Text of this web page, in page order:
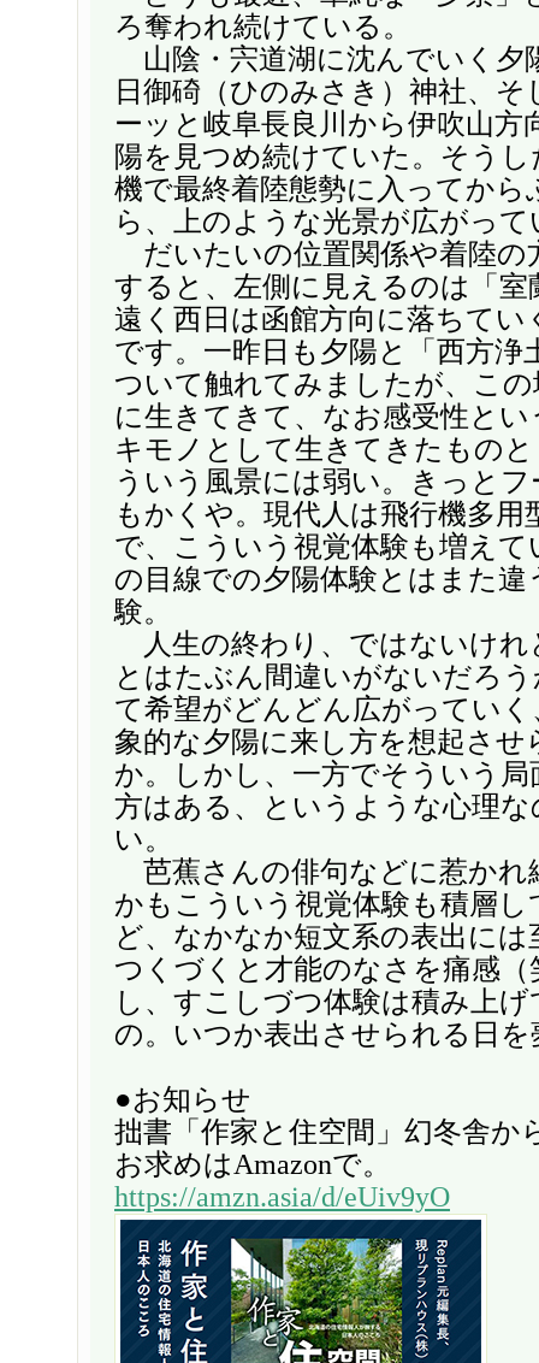
ろ奪われ続けている。
山陰・宍道湖に沈んでいく夕
日御碕（ひのみさき）神社、
ーッと岐阜長良川から伊吹山方
陽を見つめ続けていた。そう
機で最終着陸態勢に入ってから
ら、上のような光景が広がって
だいたいの位置関係や着陸の
すると、左側に見えるのは「室
遠く西日は函館方向に落ちてい
です。一昨日も夕陽と「西方浄
ついて触れてみましたが、こ
に生きてきて、なお感受性と
キモノとして生きてきたもの
ういう風景には弱い。きっと
もかくや。現代人は飛行機多用
で、こういう視覚体験も増えて
の目線での夕陽体験とはまた違
験。
人生の終わり、ではないけれ
とはたぶん間違いがないだろ
て希望がどんどん広がってい
象的な夕陽に来し方を想起さ
か。しかし、一方でそういう
方はある、というような心理
い。
芭蕉さんの俳句などに惹かれ
かもこういう視覚体験も積層
ど、なかなか短文系の表出に
つくづくと才能のなさを痛感
し、すこしづつ体験は積み上
の。いつか表出させられる日を
●お知らせ
拙書「作家と住空間」幻冬舎か
お求めはAmazonで。
https://amzn.asia/d/eUiv9yO